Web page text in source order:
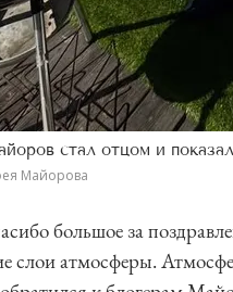
стал отцом и
Майорова
большое за
слои атмосферы.